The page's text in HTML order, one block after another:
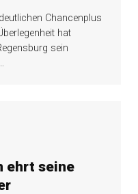
Chancenplus
hat
sein
ehrt seine